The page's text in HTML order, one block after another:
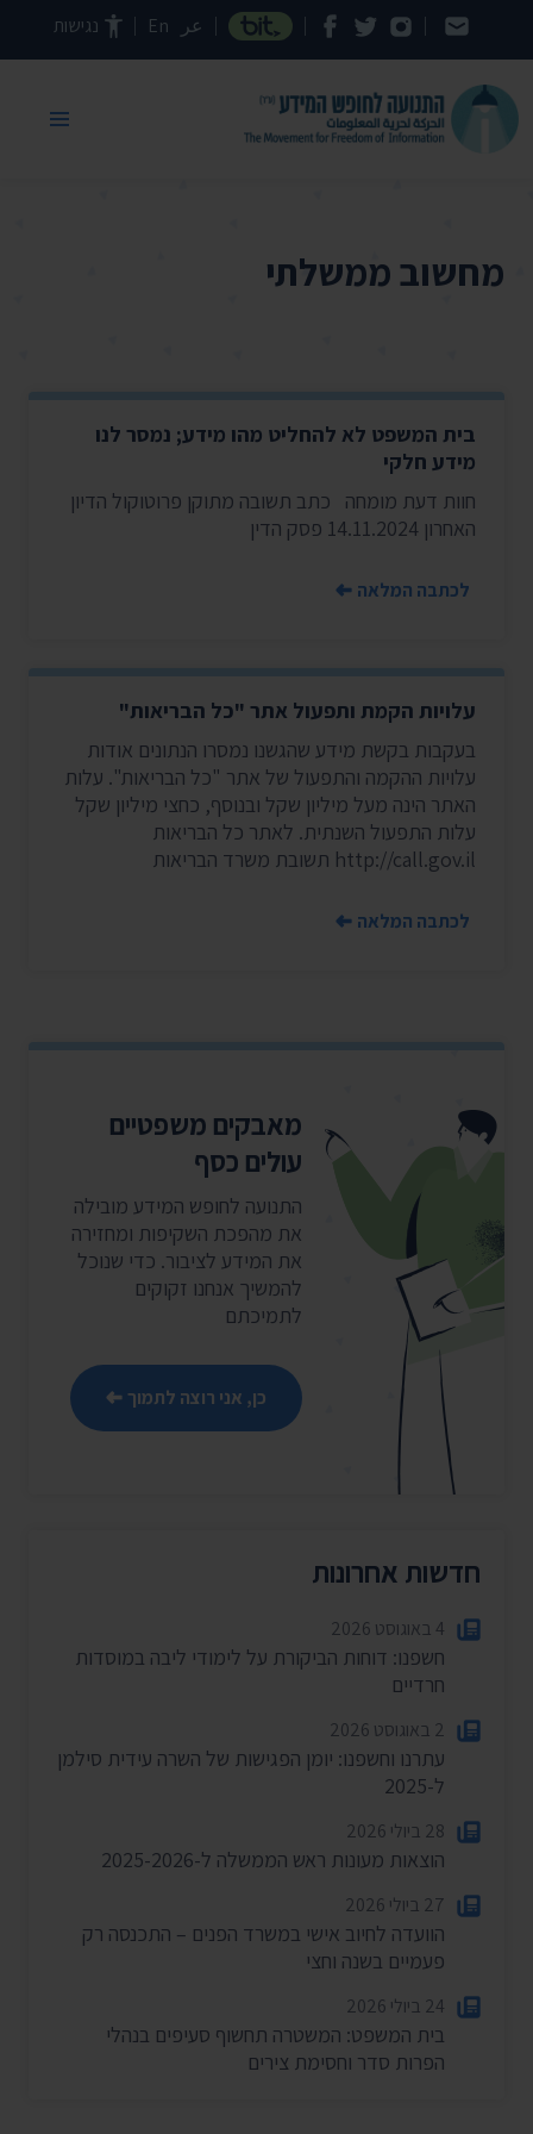
דילוג לתוכן העמוד عر En נגישות
מחשוב ממשלתי
בית המשפט לא להחליט מהו מידע; נמסר לנו
מידע חלקי
חוות דעת מומחה כתב תשובה מתוקן פרוטוקול הדיון
האחרון 14.11.2024 פסק הדין
לכתבה המלאה
עלויות הקמת ותפעול אתר "כל הבריאות"
בעקבות בקשת מידע שהגשנו נמסרו הנתונים אודות
עלויות ההקמה והתפעול של אתר "כל הבריאות". עלות
האתר הינה מעל מיליון שקל ובנוסף, כחצי מיליון שקל
עלות התפעול השנתית. לאתר כל הבריאות
http://call.gov.il תשובת משרד הבריאות
לכתבה המלאה
מאבקים משפטיים
עולים כסף
התנועה לחופש המידע מובילה
את מהפכת השקיפות ומחזירה
את המידע לציבור. כדי שנוכל
להמשיך אנחנו זקוקים
לתמיכתם
כן, אני רוצה לתמוך
חדשות אחרונות
4 באוגוסט 2026
חשפנו: דוחות הביקורת על לימודי ליבה במוסדות
חרדיים
2 באוגוסט 2026
עתרנו וחשפנו: יומן הפגישות של השרה עידית סילמן
ל-2025
28 ביולי 2026
הוצאות מעונות ראש הממשלה ל-2025-2026
27 ביולי 2026
הוועדה לחיוב אישי במשרד הפנים – התכנסה רק
פעמיים בשנה וחצי
24 ביולי 2026
בית המשפט: המשטרה תחשוף סעיפים בנהלי
הפרות סדר וחסימת צירים